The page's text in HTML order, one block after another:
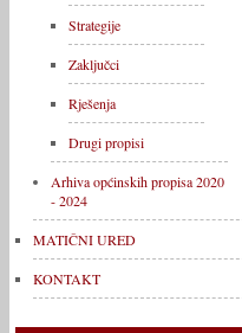
Strategije
Zaključci
Rješenja
Drugi propisi
Arhiva općinskih propisa 2020
- 2024
MATIČNI URED
KONTAKT